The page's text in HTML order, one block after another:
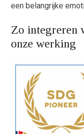
een belangrijke
Zo integreren
onze werking